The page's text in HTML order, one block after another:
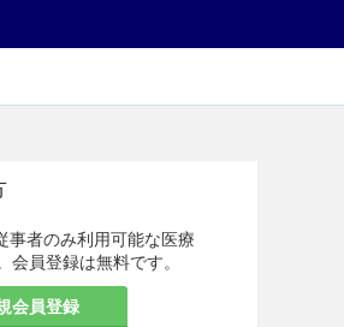
事者のみ利用可能な医療
会員登録は無料です。
会員登録